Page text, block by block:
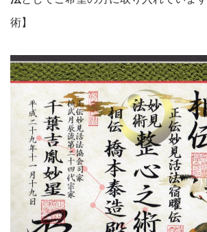
術】